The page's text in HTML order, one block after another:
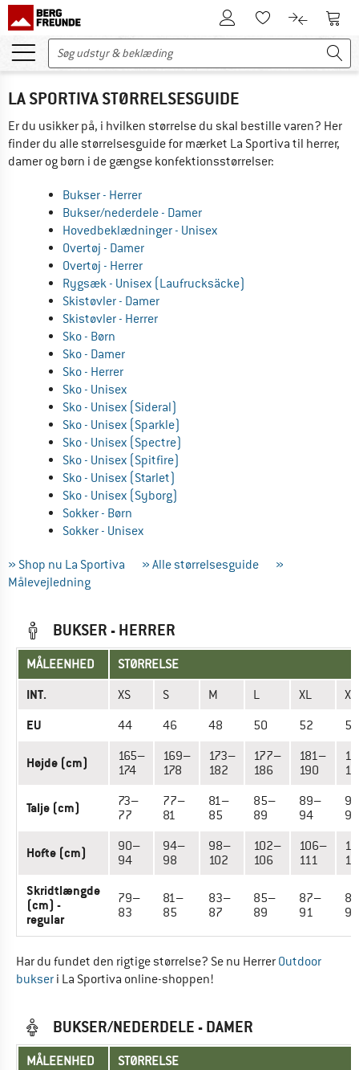
Til kundekontoenTil huskesedlen.
Til Til
LA SPORTIVA STØRRELSESGUIDE
Er du usikker på, i hvilken størrelse du skal bestille varen? Her
finder du alle størrelsesguide for mærket La Sportiva til herrer,
damer og børn i de gængse konfektionsstørrelser:
Bukser - Herrer
Bukser/nederdele - Damer
Hovedbeklædninger - Unisex
Overtøj - Damer
Overtøj - Herrer
Rygsæk - Unisex (Laufrucksäcke)
Skistøvler - Damer
Skistøvler - Herrer
Sko - Børn
Sko - Damer
Sko - Herrer
Sko - Unisex
Sko - Unisex (Sideral)
Sko - Unisex (Sparkle)
Sko - Unisex (Spectre)
Sko - Unisex (Spitfire)
Sko - Unisex (Starlet)
Sko - Unisex (Syborg)
Sokker - Børn
Sokker - Unisex
» Shop nu La Sportiva » Alle størrelsesguide
»
Målevejledning
BUKSER - HERRER
MÅLEENHED STØRRELSE
INT. XS S M L XL
EU 44 46 48 50 52 54
Højde (cm)
165–
174
169–
178
173–
182
177–
186
181–
190
Talje (cm)
73–
77
77–
81
81–
85
85–
89
89–
94
99
Hofte (cm)
90–
94
94–
98
98–
102
102–
106
106–
111
Skridtlængde
(cm) -
regular
79–
83
81–
85
83–
87
85–
89
87–
91
93
Har du fundet den rigtige størrelse? Se nu Herrer Outdoor
bukser i La Sportiva online-shoppen!
BUKSER/NEDERDELE - DAMER
MÅLEENHED STØRRELSE